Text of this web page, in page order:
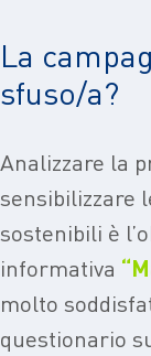
La
sfuso/a?
Analizzare la
sensibilizzare
sostenibili è
informativa
molto
questionario